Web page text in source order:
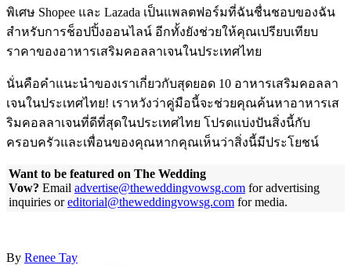
พิเศษ Shopee และ Lazada เป็นแพลตฟอร์มที่ฉันชื่นชอบของฉัน
สำหรับการช็อปปิ้งออนไลน์ อีกทั้งยังช่วยให้คุณเปรียบเทียบ
ราคาของอาหารเสริมคอลลาเจนในประเทศไทย
นั่นคือคำแนะนำของเราเกี่ยวกับสุดยอด 10 อาหารเสริมคอลลา
เจนในประเทศไทย! เราหวังว่าคู่มือนี้จะช่วยคุณค้นหาอาหารเส
ริมคอลลาเจนที่ดีที่สุดในประเทศไทย โปรดแบ่งปันสิ่งนี้กับ
ครอบครัวและเพื่อนของคุณหากคุณเห็นว่าสิ่งนี้มีประโยชน์
Want to be featured on The Wedding
Vow? Email advertise@theweddingvowsg.com for advertising
inquiries oreditorial@theweddingvowsg.com for media.
By Renee Tay